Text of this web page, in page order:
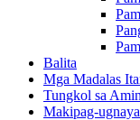
Balita
Mga Madalas
Tungkol sa Amin
Makipag-